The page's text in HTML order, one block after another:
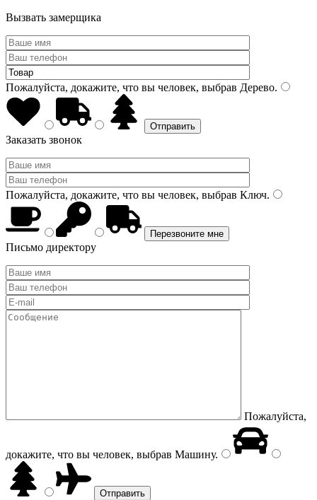
Вызвать замерщика
Пожалуйста, докажите, что вы человек, выбрав Дерево.
Заказать звонок
Пожалуйста, докажите, что вы человек, выбрав Ключ.
Письмо директору
Пожалуйста,
докажите, что вы человек, выбрав Машину.